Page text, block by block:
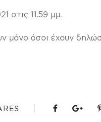
στις 11.59 μμ.
μόνο όσοι έχουν